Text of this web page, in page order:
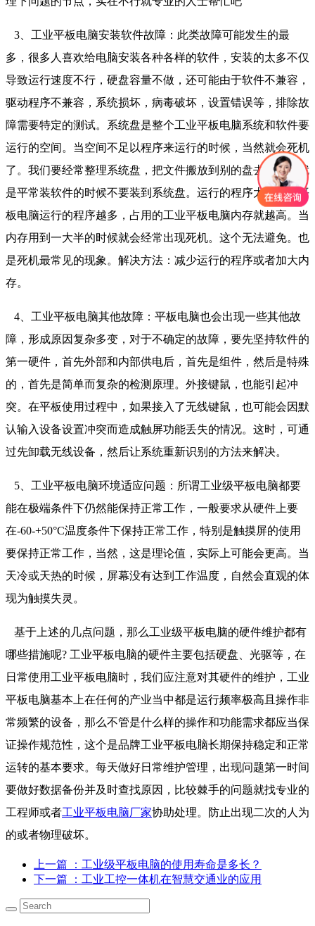
3、工业平板电脑安装软件故障：此类故障可能发生的最
多，很多人喜欢给电脑安装各种各样的软件，安装的太多不仅
导致运行速度不行，硬盘容量不做，还可能由于软件不兼容，
驱动程序不兼容，系统损坏，病毒破坏，设置错误等，排除故
障需要特定的测试。系统盘是整个工业平板电脑系统和软件要
运行的空间。当空间不足以程序来运行的时候，当然就会死机
了。我们要经常整理系统盘，把文件搬放到别的盘去。还有就
是平常装软件的时候不要装到系统盘。运行的程序太多工业平
板电脑运行的程序越多，占用的工业平板电脑内存就越高。当
内存用到一大半的时候就会经常出现死机。这个无法避免。也
是死机最常见的现象。解决方法：减少运行的程序或者加大内
存。
4、工业平板电脑其他故障：平板电脑也会出现一些其他故
障，形成原因复杂多变，对于不确定的故障，要先坚持软件的
第一硬件，首先外部和内部供电后，首先是组件，然后是特殊
的，首先是简单而复杂的检测原理。外接键鼠，也能引起冲
突。在平板使用过程中，如果接入了无线键鼠，也可能会因默
认输入设备设置冲突而造成触屏功能丢失的情况。这时，可通
过先卸载无线设备，然后让系统重新识别的方法来解决。
5、工业平板电脑环境适应问题：所谓工业级平板电脑都要
能在极端条件下仍然能保持正常工作，一般要求从硬件上要
在-60-+50°C温度条件下保持正常工作，特别是触摸屏的使用
要保持正常工作，当然，这是理论值，实际上可能会更高。当
天冷或天热的时候，屏幕没有达到工作温度，自然会直观的体
现为触摸失灵。
基于上述的几点问题，那么工业级平板电脑的硬件维护都有
哪些措施呢? 工业平板电脑的硬件主要包括硬盘、光驱等，在
日常使用工业平板电脑时，我们应注意对其硬件的维护，工业
平板电脑基本上在任何的产业当中都是运行频率极高且操作非
常频繁的设备，那么不管是什么样的操作和功能需求都应当保
证操作规范性，这个是品牌工业平板电脑长期保持稳定和正常
运转的基本要求。每天做好日常维护管理，出现问题第一时间
要做好数据备份并及时查找原因，比较棘手的问题就找专业的
工程师或者工业平板电脑厂家协助处理。防止出现二次的人为
的或者物理破坏。
上一篇
：工业级平板电脑的使用寿命是多长？
下一篇
：工业工控一体机在智慧交通业的应用